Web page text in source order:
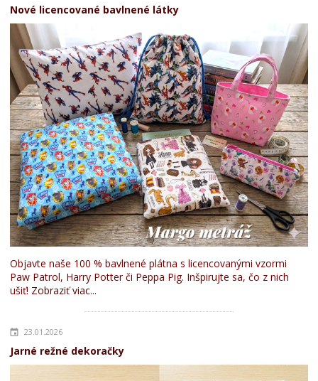
Nové licencované bavlnené látky
Objavte naše 100 % bavlnené plátna s licencovanými vzormi
Paw Patrol, Harry Potter či Peppa Pig. Inšpirujte sa, čo z nich
ušiť! Zobraziť viac...
23.01.2026
Jarné režné dekoračky